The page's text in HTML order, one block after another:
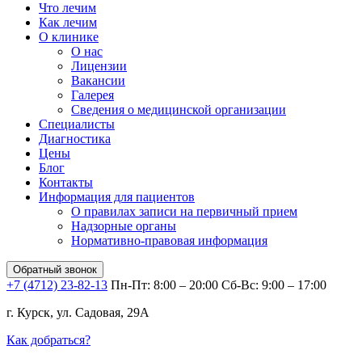
Что лечим
Как лечим
О клинике
О нас
Лицензии
Вакансии
Галерея
Сведения о медицинской организации
Специалисты
Диагностика
Цены
Блог
Контакты
Информация для пациентов
О правилах записи на первичный прием
Надзорные органы
Нормативно-правовая информация
Обратный звонок
+7 (4712) 23-82-13 Пн-Пт: 8:00 – 20:00 Сб-Вс: 9:00 – 17:00
г. Курск, ул. Садовая, 29А
Как добраться?